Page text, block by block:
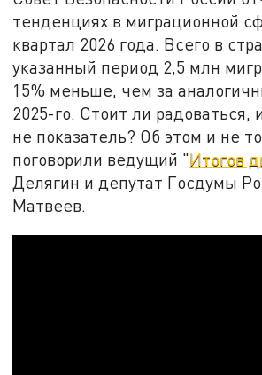
тенденциях в миграционной
квартал 2026 года. Всего в
указанный период 2,5 млн
15% меньше, чем за
2025-го. Стоит ли радоваться,
не показатель? Об этом и не
поговорили ведущий "Итогов
Делягин и депутат Госдумы
Матвеев.